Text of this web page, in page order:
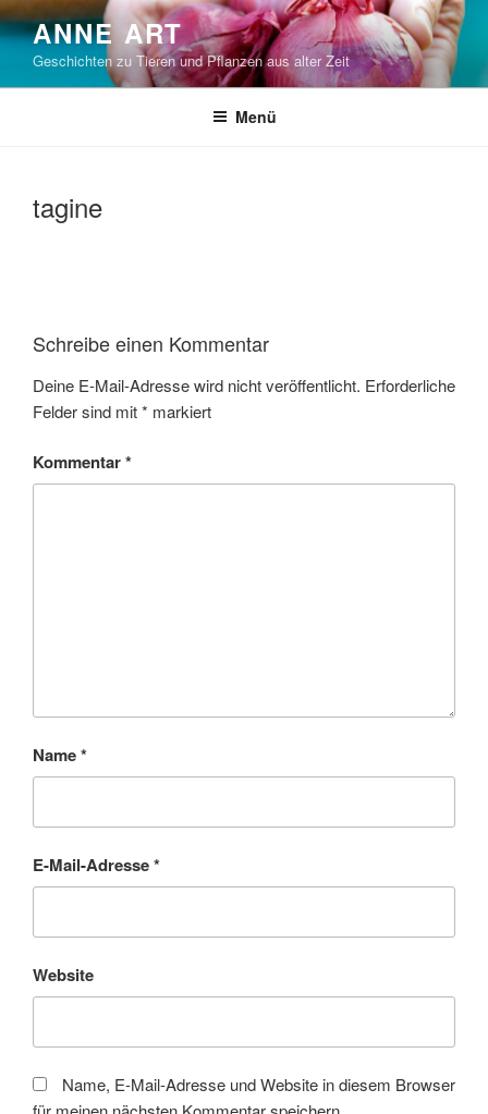
Zum
Inhalt
springen
ANNE ART
Geschichten zu Tieren und Pflanzen aus alter Zeit
Menü
tagine
Schreibe einen Kommentar
Deine E-Mail-Adresse wird nicht veröffentlicht. Erforderliche
Felder sind mit* markiert
Kommentar*
Name*
E-Mail-Adresse*
Website
Name, E-Mail-Adresse und Website in diesem Browser